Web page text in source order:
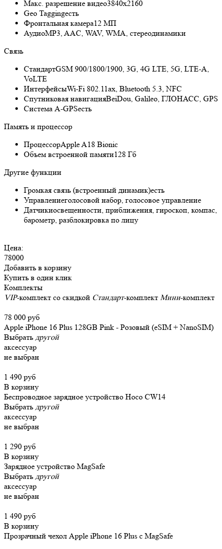
Макс. разрешение видео3840х2160
Geo Taggingесть
Фронтальная камера12 МП
АудиоMP3, AAC, WAV, WMA, стереодинамики
Связь
СтандартGSM 900/1800/1900, 3G, 4G LTE, 5G, LTE-A,
VoLTE
ИнтерфейсыWi-Fi 802.11ax, Bluetooth 5.3, NFC
Спутниковая навигацияBeiDou, Galileo, ГЛОНАСС, GPS
Cистема A-GPSесть
Память и процессор
ПроцессорApple A18 Bionic
Объем встроенной памяти128 Гб
Другие функции
Громкая связь (встроенный динамик)есть
Управлениеголосовой набор, голосовое управление
Датчикиосвещенности, приближения, гироскоп, компас,
барометр, разблокировка по лицу
Цена:
78000
Добавить в корзину
Купить в один клик
Комплекты
VIP-комплект со скидкой Стандарт-комплект Мини-комплект
78 000 руб
Apple iPhone 16 Plus 128GB Pink - Розовый (eSIM + NanoSIM)
Выбрать другой
аксессуар
не выбран
1 490 руб
В корзину
Беспроводное зарядное устройство Hoco CW14
Выбрать другой
аксессуар
не выбран
1 290 руб
В корзину
Зарядное устройство MagSafe
Выбрать другой
аксессуар
не выбран
1 490 руб
В корзину
Прозрачный чехол Apple iPhone 16 Plus c MagSafe